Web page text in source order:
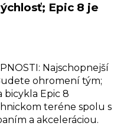
Epic 8 je
Najschopnejší
ohromení tým;
bicykla Epic 8
teréne spolu s
a akceleráciou.